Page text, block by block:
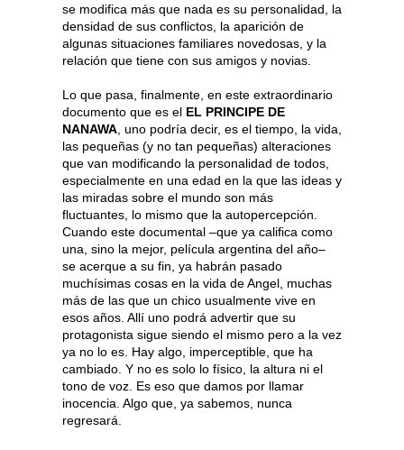
se modifica más que nada es su personalidad, la
densidad de sus conflictos, la aparición de
algunas situaciones familiares novedosas, y la
relación que tiene con sus amigos y novias.
Lo que pasa, finalmente, en este extraordinario
documento que es el EL PRINCIPE DE
NANAWA , uno podría decir, es el tiempo, la vida,
las pequeñas (y no tan pequeñas) alteraciones
que van modificando la personalidad de todos,
especialmente en una edad en la que las ideas y
las miradas sobre el mundo son más
fluctuantes, lo mismo que la autopercepción.
Cuando este documental –que ya califica como
una, sino la mejor, película argentina del año–
se acerque a su fin, ya habrán pasado
muchísimas cosas en la vida de Angel, muchas
más de las que un chico usualmente vive en
esos años. Allí uno podrá advertir que su
protagonista sigue siendo el mismo pero a la vez
ya no lo es. Hay algo, imperceptible, que ha
cambiado. Y no es solo lo físico, la altura ni el
tono de voz. Es eso que damos por llamar
inocencia. Algo que, ya sabemos, nunca
regresará.